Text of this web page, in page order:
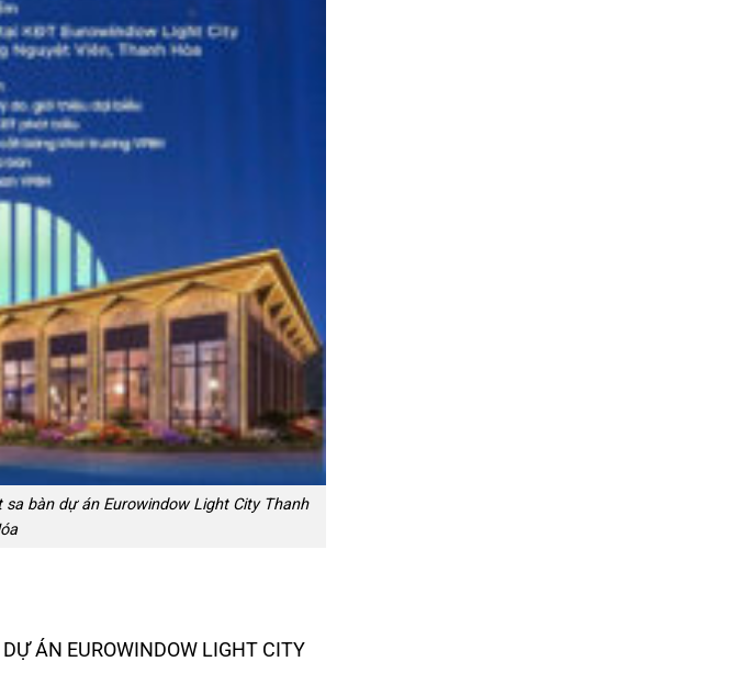
bàn dự án Eurowindow Light City Thanh
ÁN EUROWINDOW LIGHT CITY